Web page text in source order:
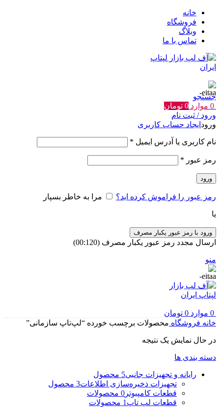
خانه
فروشگاه
وبلاگ
تماس با ما
جستجو
0 موارد 0 تومان
ورود / ثبت نام
ورود ایجاد حساب کاربری
نام کاربری یا آدرس ایمیل *
رمز عبور *
ورود
رمز عبور را فراموش کرده اید؟ مرا به خاطر بسپار
یا
ورود با رمز عبور یکبار مصرف
ارسال مجدد رمز عبور یکبار مصرف (00:
120
)
منو
0 موارد 0 تومان
خانه فروشگاه محصولات برچسب خورده “لپ‌تاپ سازمانی”
در حال نمایش یک نتیجه
دسته بندی ها
رایانه و تجهیزات جانبی5 محصول
تجهیزات ذخیره‌سازی اطلاعات3 محصول
قطعات کامپیوتر 0 محصولات
قطعات لپ تاپ 1 محصولات